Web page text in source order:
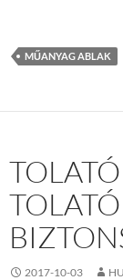
MŰANYAG ABLAK
2017-10-03